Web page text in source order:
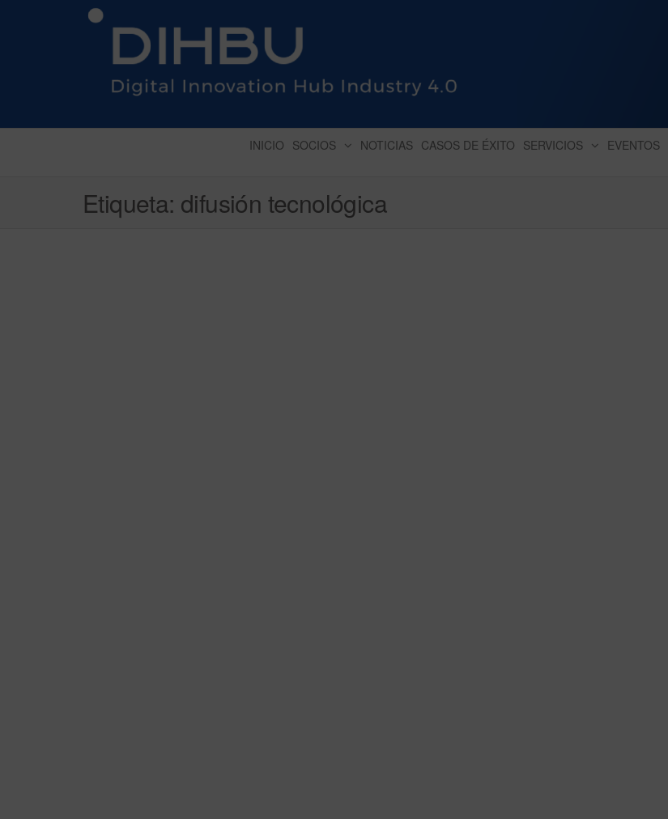
DIGITAL INNOVATION HUB INDUSTRY 4.0
INICIO SOCIOS NOTICIAS CASOS DE ÉXITO SERVICIOS EVENTOS
Etiqueta: difusión tecnológica